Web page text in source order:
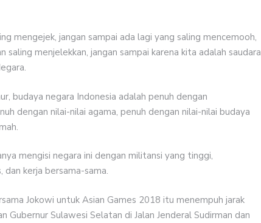
mengejek, jangan sampai ada lagi yang saling mencemooh,
saling menjelekkan, jangan sampai karena kita adalah saudara
budaya negara Indonesia adalah penuh dengan
dengan nilai-nilai agama, penuh dengan nilai-nilai budaya
mengisi negara ini dengan militansi yang tinggi,
kerja bersama-sama.
Jokowi untuk Asian Games 2018 itu menempuh jarak
Gubernur Sulawesi Selatan di Jalan Jenderal Sudirman dan